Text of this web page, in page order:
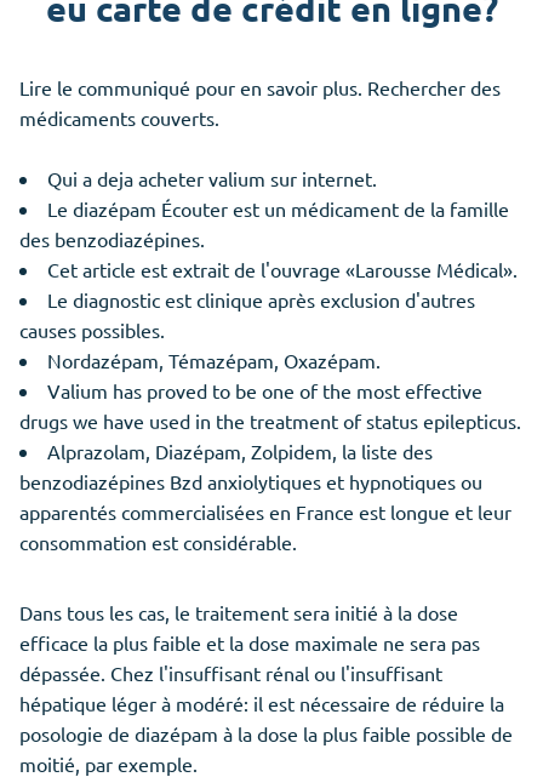
Lire le communiqué pour en savoir plus. Rechercher des
médicaments couverts.
Qui a deja acheter valium sur internet.
Le diazépam Écouter est un médicament de la famille
des benzodiazépines.
Cet article est extrait de l'ouvrage «Larousse Médical».
Le diagnostic est clinique après exclusion d'autres
causes possibles.
Nordazépam, Témazépam, Oxazépam.
Valium has proved to be one of the most effective
drugs we have used in the treatment of status epilepticus.
Alprazolam, Diazépam, Zolpidem, la liste des
benzodiazépines Bzd anxiolytiques et hypnotiques ou
apparentés commercialisées en France est longue et leur
consommation est considérable.
Dans tous les cas, le traitement sera initié à la dose
efficace la plus faible et la dose maximale ne sera pas
dépassée. Chez l'insuffisant rénal ou l'insuffisant
hépatique léger à modéré: il est nécessaire de réduire la
posologie de diazépam à la dose la plus faible possible de
moitié, par exemple.